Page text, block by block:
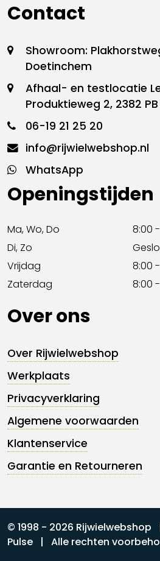
Contact
Showroom:
Doetinchem
Afhaal- en testlocatie
Produktieweg 2, 2382
06-19 21 25 20
info@rijwielwebshop.nl
WhatsApp
Openingstijden
Ma, Wo, Do
8:00
Di, Zo
Vrijdag
8:00
Zaterdag
8:00 -
Over ons
Over Rijwielwebshop
Werkplaats
Privacyverklaring
Algemene voorwaarden
Klantenservice
Garantie en Retourneren
© 1998 - 2026
Pulse | Alle rechten